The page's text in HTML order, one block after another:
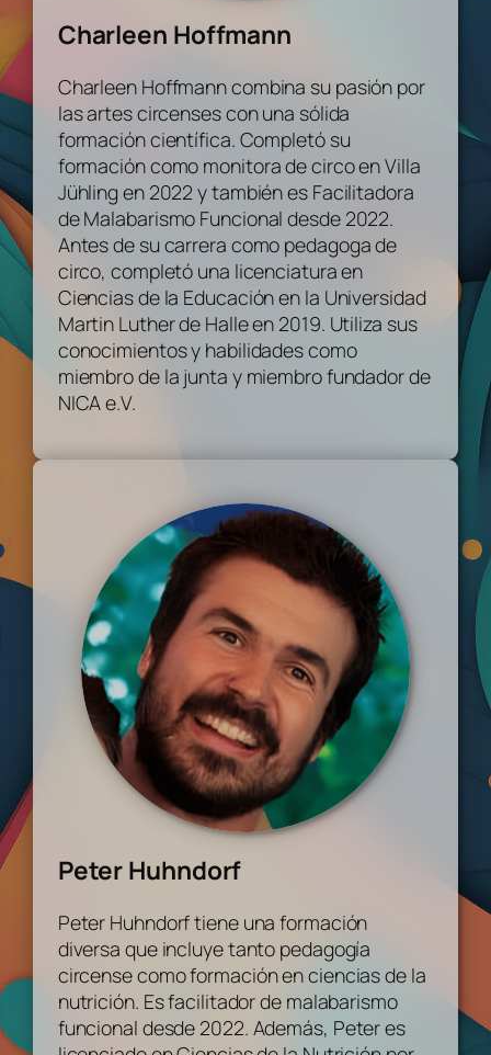
Charleen Hoffmann
Charleen Hoffmann combina su pasión por
las artes circenses con una sólida
formación científica. Completó su
formación como monitora de circo en Villa
Jühling en 2022 y también es Facilitadora
de Malabarismo Funcional desde 2022.
Antes de su carrera como pedagoga de
circo, completó una licenciatura en
Ciencias de la Educación en la Universidad
Martin Luther de Halle en 2019. Utiliza sus
conocimientos y habilidades como
miembro de la junta y miembro fundador de
NICA e.V.
Peter Huhndorf
Peter Huhndorf tiene una formación
diversa que incluye tanto pedagogía
circense como formación en ciencias de la
nutrición. Es facilitador de malabarismo
funcional desde 2022. Además, Peter es